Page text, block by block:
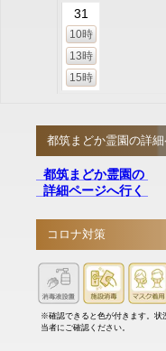
31
10時
13時
15時
都筑まどか霊園の詳
都筑まどか霊園の
詳細ページへ行く
コロナ対策
※確認できると色が付きます。状
当者にご確認ください。